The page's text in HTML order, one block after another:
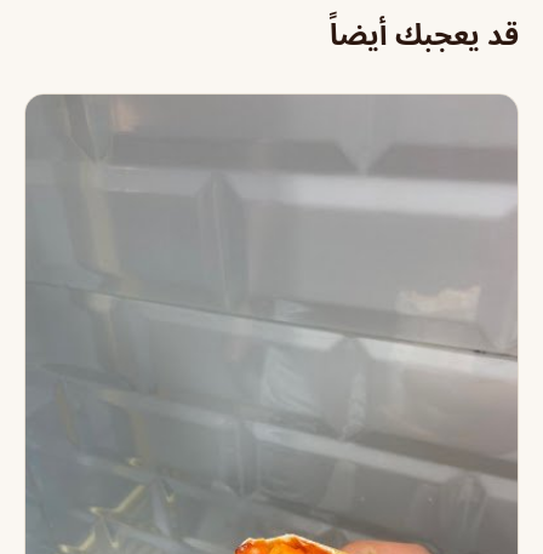
قد يعجبك أيضاً